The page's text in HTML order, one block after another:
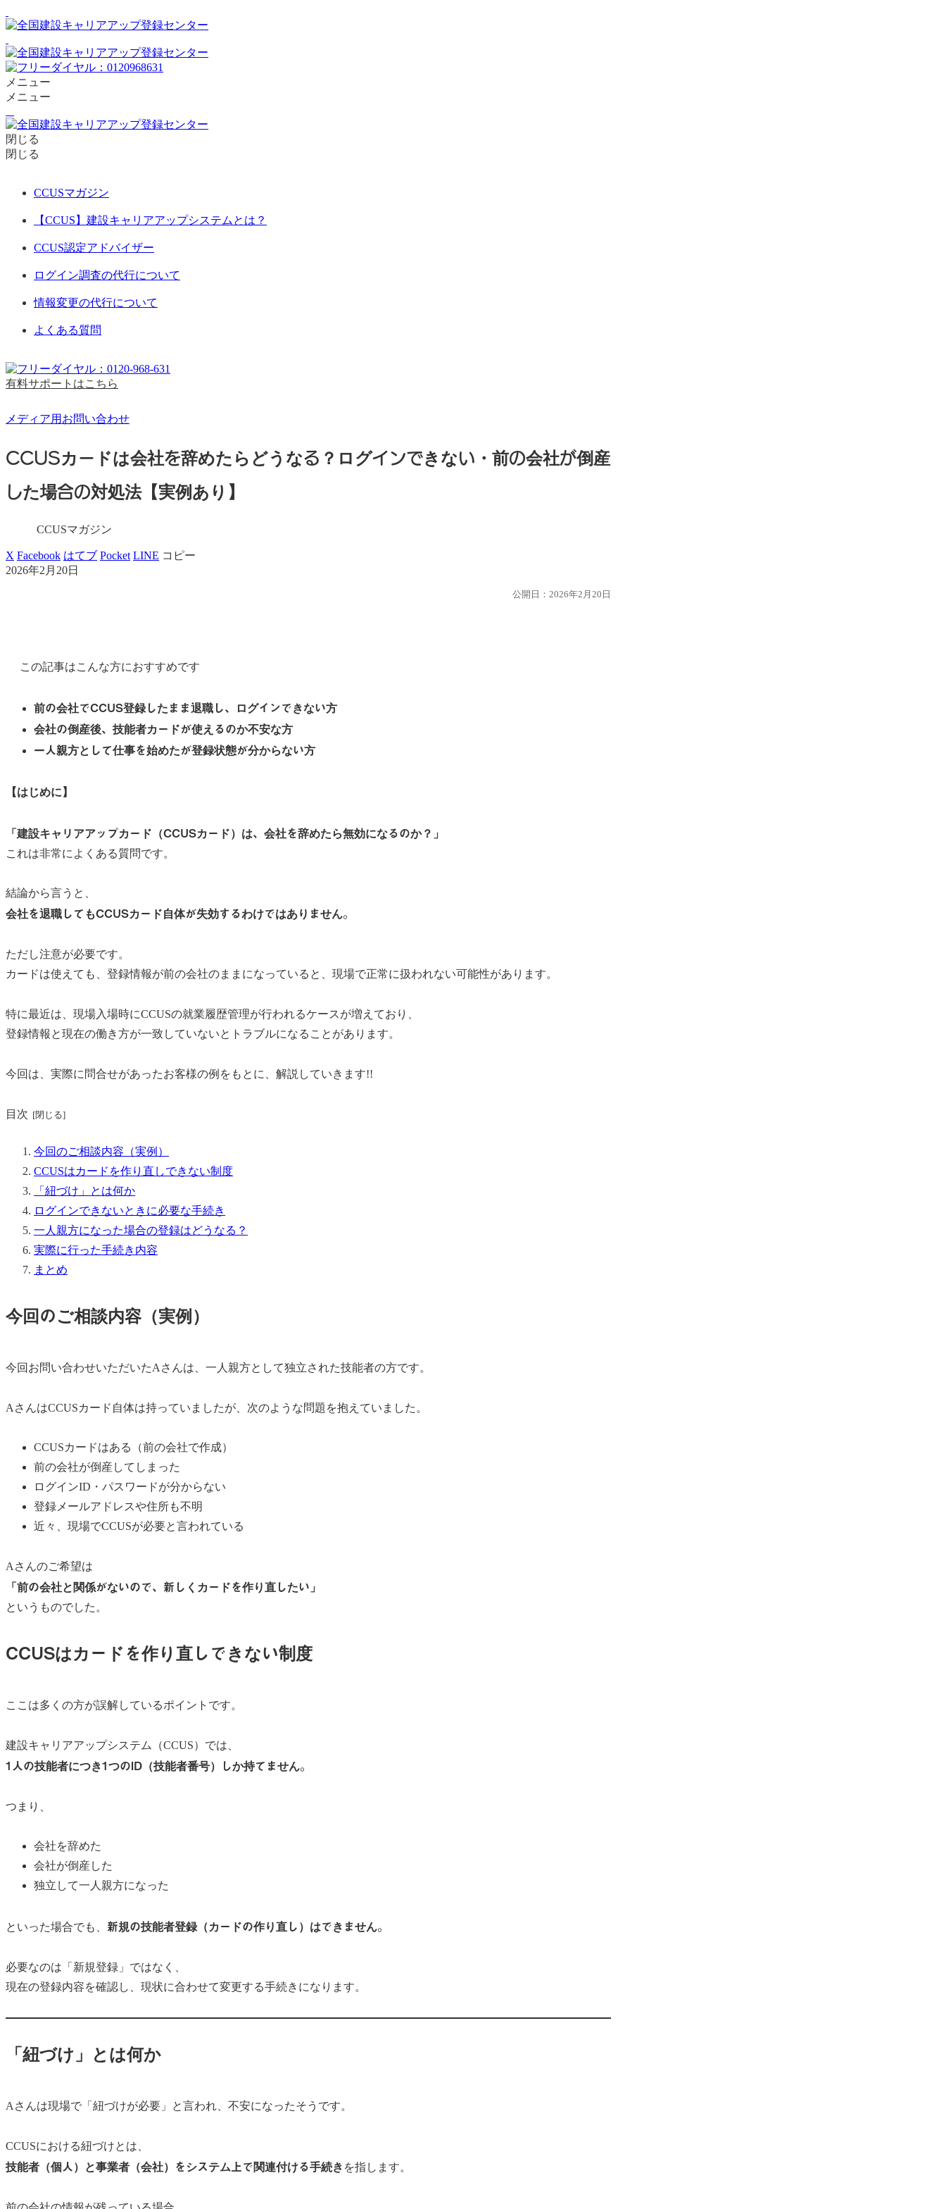
メニュー
メニュー
閉じる
閉じる
CCUSマガジン
【CCUS】建設キャリアアップシステムとは？
CCUS認定アドバイザー
ログイン調査の代行について
情報変更の代行について
よくある質問
有料サポートはこちら
メディア用お問い合わせ
CCUSカードは会社を辞めたらどうなる？ログインできない・前の会社が倒産
した場合の対処法【実例あり】
CCUSマガジン
X Facebook はてブ Pocket LINE コピー
2026年2月20日
公開日：2026年2月20日
この記事はこんな方におすすめです
前の会社でCCUS登録したまま退職し、ログインできない方
会社の倒産後、技能者カードが使えるのか不安な方
一人親方として仕事を始めたが登録状態が分からない方
【はじめに】
「建設キャリアアップカード（CCUSカード）は、会社を辞めたら無効になるのか？」
これは非常によくある質問です。
結論から言うと、
会社を退職してもCCUSカード自体が失効するわけではありません。
ただし注意が必要です。
カードは使えても、登録情報が前の会社のままになっていると、現場で正常に扱われない可能性があります。
特に最近は、現場入場時にCCUSの就業履歴管理が行われるケースが増えており、
登録情報と現在の働き方が一致していないとトラブルになることがあります。
今回は、実際に問合せがあったお客様の例をもとに、解説していきます!!
目次
今回のご相談内容（実例）
CCUSはカードを作り直しできない制度
「紐づけ」とは何か
ログインできないときに必要な手続き
一人親方になった場合の登録はどうなる？
実際に行った手続き内容
まとめ
今回のご相談内容（実例）
今回お問い合わせいただいたAさんは、一人親方として独立された技能者の方です。
AさんはCCUSカード自体は持っていましたが、次のような問題を抱えていました。
CCUSカードはある（前の会社で作成）
前の会社が倒産してしまった
ログインID・パスワードが分からない
登録メールアドレスや住所も不明
近々、現場でCCUSが必要と言われている
Aさんのご希望は
「前の会社と関係がないので、新しくカードを作り直したい」
というものでした。
CCUSはカードを作り直しできない制度
ここは多くの方が誤解しているポイントです。
建設キャリアアップシステム（CCUS）では、
1人の技能者につき1つのID（技能者番号）しか持てません。
つまり、
会社を辞めた
会社が倒産した
独立して一人親方になった
といった場合でも、 新規の技能者登録（カードの作り直し）はできません。
必要なのは「新規登録」ではなく、
現在の登録内容を確認し、現状に合わせて変更する手続きになります。
「紐づけ」とは何か
Aさんは現場で「紐づけが必要」と言われ、不安になったそうです。
CCUSにおける紐づけとは、
技能者（個人）と事業者（会社）をシステム上で関連付ける手続き を指します。